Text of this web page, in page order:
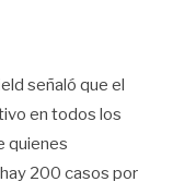
señaló que el
en todos los
quienes
200 casos por